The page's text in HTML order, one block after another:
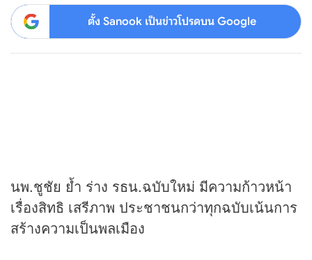
ตั้ง Sanook เป็นข่าวโปรดบน Google
นพ.ชูชัย ย้ำ ร่าง รธน.ฉบับใหม่ มีความก้าวหน้า
เรื่องสิทธิ เสรีภาพ ประชาชนกว่าทุกฉบับเน้นการ
สร้างความเป็นพลเมือง